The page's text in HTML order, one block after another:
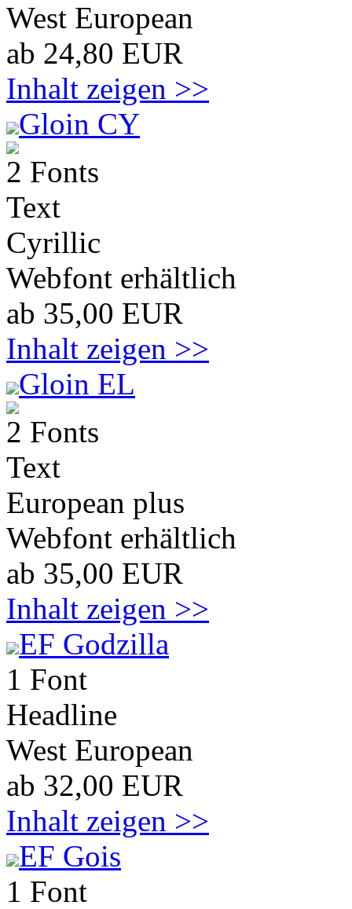
West European
ab 24,80 EUR
Inhalt zeigen >>
Gloin CY
2 Fonts
Text
Cyrillic
Webfont erhältlich
ab 35,00 EUR
Inhalt zeigen >>
Gloin EL
2 Fonts
Text
European plus
Webfont erhältlich
ab 35,00 EUR
Inhalt zeigen >>
EF Godzilla
1 Font
Headline
West European
ab 32,00 EUR
Inhalt zeigen >>
EF Gois
1 Font